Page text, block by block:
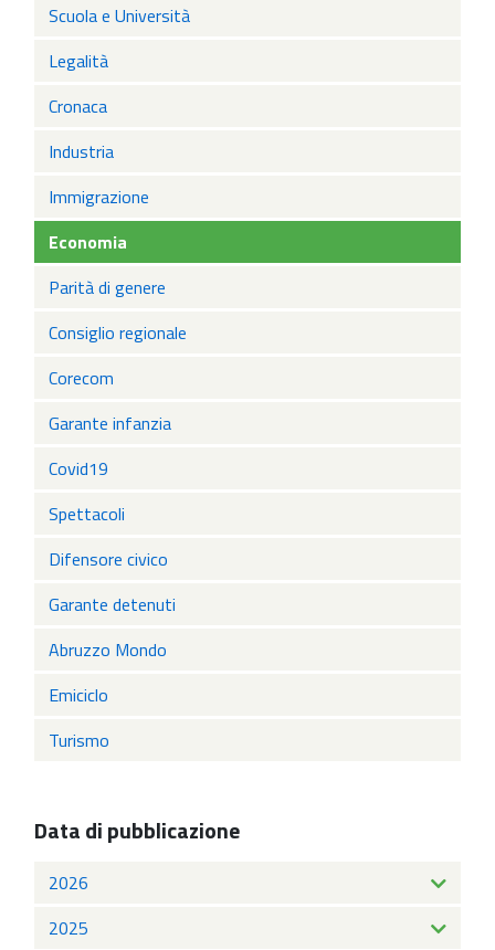
Scuola e Università
Legalità
Cronaca
Industria
Immigrazione
Economia
Parità di genere
Consiglio regionale
Corecom
Garante infanzia
Covid19
Spettacoli
Difensore civico
Garante detenuti
Abruzzo Mondo
Emiciclo
Turismo
Data di pubblicazione
2026
2025